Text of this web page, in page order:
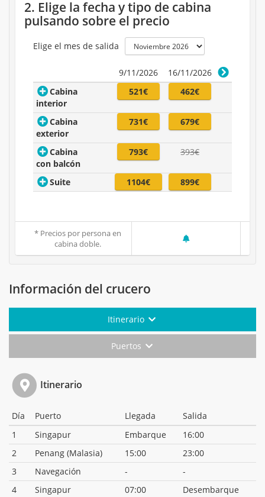
2. Elige la fecha y tipo de cabina
pulsando sobre el precio
Elige el mes de salida
9/11/2026
16/11/2026
Cabina
interior
521€ 462€
Cabina
exterior
731€ 679€
Cabina
con balcón
793€ 393€
Suite 1104€ 899€
* Precios por persona en
cabina doble.
Información del crucero
Itinerario
Puertos
Itinerario
Día Puerto Llegada
Salida
1
Singapur Embarque
16:00
2
Penang (Malasia) 15:00
23:00
3
Navegación -
-
4
Singapur 07:00 Desembarque